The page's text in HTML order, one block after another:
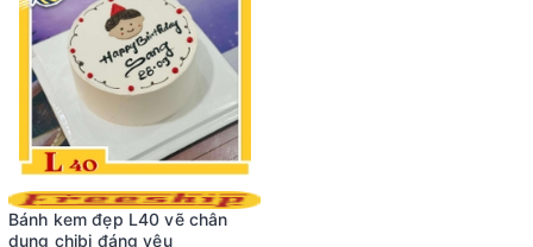
Bánh kem đẹp L40 vẽ chân
dung chibi đáng yêu